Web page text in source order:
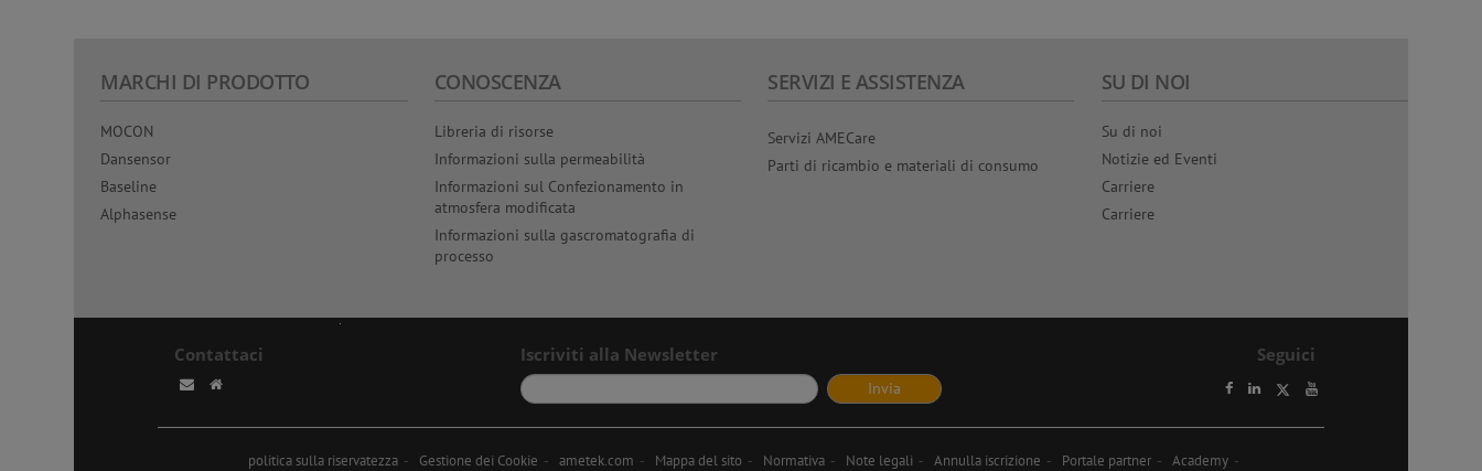
MARCHI DI PRODOTTO
MOCON
Dansensor
Baseline
Alphasense
CONOSCENZA
Libreria di risorse
Informazioni sulla permeabilità
Informazioni sul Confezionamento in
atmosfera modificata
Informazioni sulla gascromatografia di
processo
SERVIZI E ASSISTENZA
Servizi AMECare
Parti di ricambio e materiali di consumo
SU DI NOI
Su di noi
Notizie ed Eventi
Carriere
Carriere
Contattaci Iscriviti alla Newsletter Seguici
politica sulla riservatezza Gestione dei Cookie ametek.com Mappa del sito Normativa Note legali Annulla iscrizione Portale partner Academy